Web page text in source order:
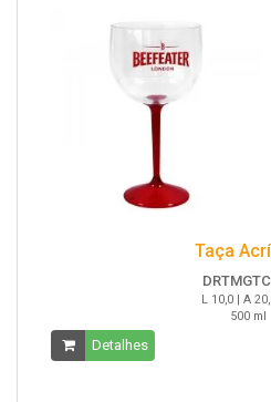
Taça
L 10,0 | A
500 ml
Detalhes